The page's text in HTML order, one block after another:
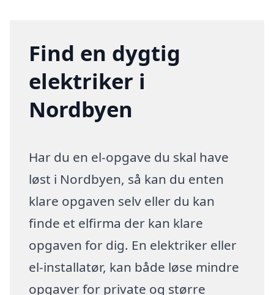
Find en dygtig
elektriker i
Nordbyen
Har du en el-opgave du skal have
løst i Nordbyen, så kan du enten
klare opgaven selv eller du kan
finde et elfirma der kan klare
opgaven for dig. En elektriker eller
el-installatør, kan både løse mindre
opgaver for private og større